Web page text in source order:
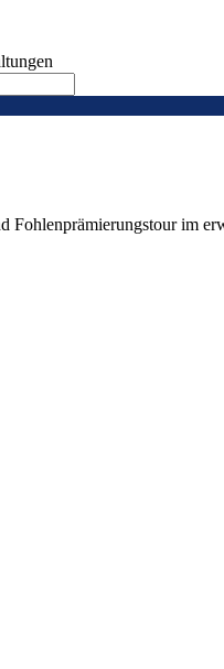
Fohlenprämierungstour im